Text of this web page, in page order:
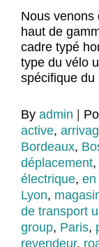
Nous venons
haut de
cadre typé
type du vélo
spécifique
By admin
active,
Bordeaux,
déplacement,
électrique, en
Lyon,
de transport
group, Paris,
revendeur,